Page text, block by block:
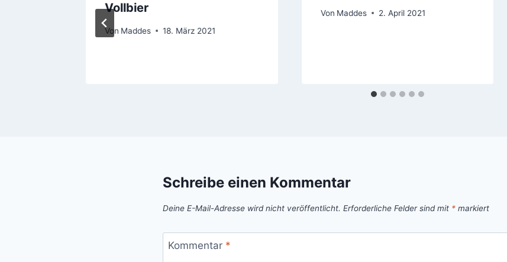
Vollbier
Von Maddes 18. März 2021
Von Maddes 2. April 2021
Schreibe einen Kommentar
Deine E-Mail-Adresse wird nicht veröffentlicht. Erforderliche Felder sind mit * markiert
Kommentar *